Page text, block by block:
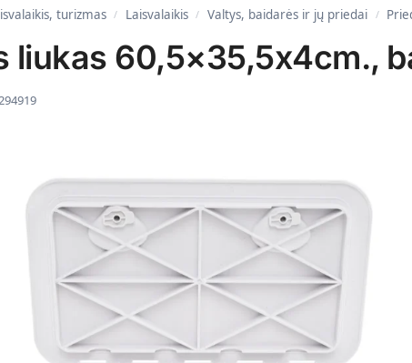
turizmas / Laisvalaikis / Valtys, baidarės ir jų priedai /
liukas 60,5×35,5x4cm.,